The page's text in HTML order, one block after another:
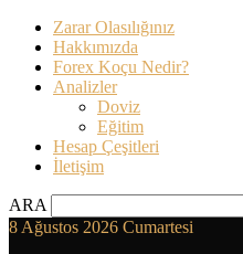
Zarar Olasılığınız
Hakkımızda
Forex Koçu Nedir?
Analizler
Doviz
Eğitim
Hesap Çeşitleri
İletişim
ARA
8 Ağustos 2026 Cumartesi